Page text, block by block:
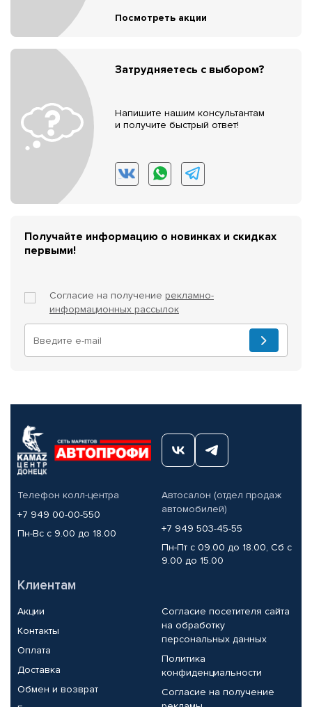
Посмотреть акции
Затрудняетесь с выбором?
Напишите нашим консультантам
и получите быстрый ответ!
Получайте информацию о новинках и скидках
первыми!
Согласие на получение рекламно-
информационных рассылок
Телефон колл-центра
+7 949 00-00-550
Пн-Вс с 9.00 до 18.00
Автосалон (отдел продаж
автомобилей)
+7 949 503-45-55
Пн-Пт с 09.00 до 18.00, Сб с
9.00 до 15.00
Клиентам
Акции
Контакты
Оплата
Доставка
Обмен и возврат
Согласие посетителя сайта
на обработку
персональных данных
Политика
конфиденциальности
Согласие на получение